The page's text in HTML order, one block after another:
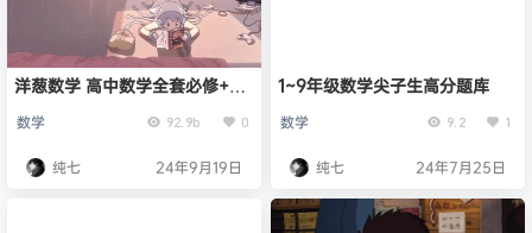
洋葱数学 高中数学全套必修+选
数学 92.9b 0
纯七 24年9月19日
1~9年级数学尖子生高分题库
数学 9.2 1
纯七 24年7月25日